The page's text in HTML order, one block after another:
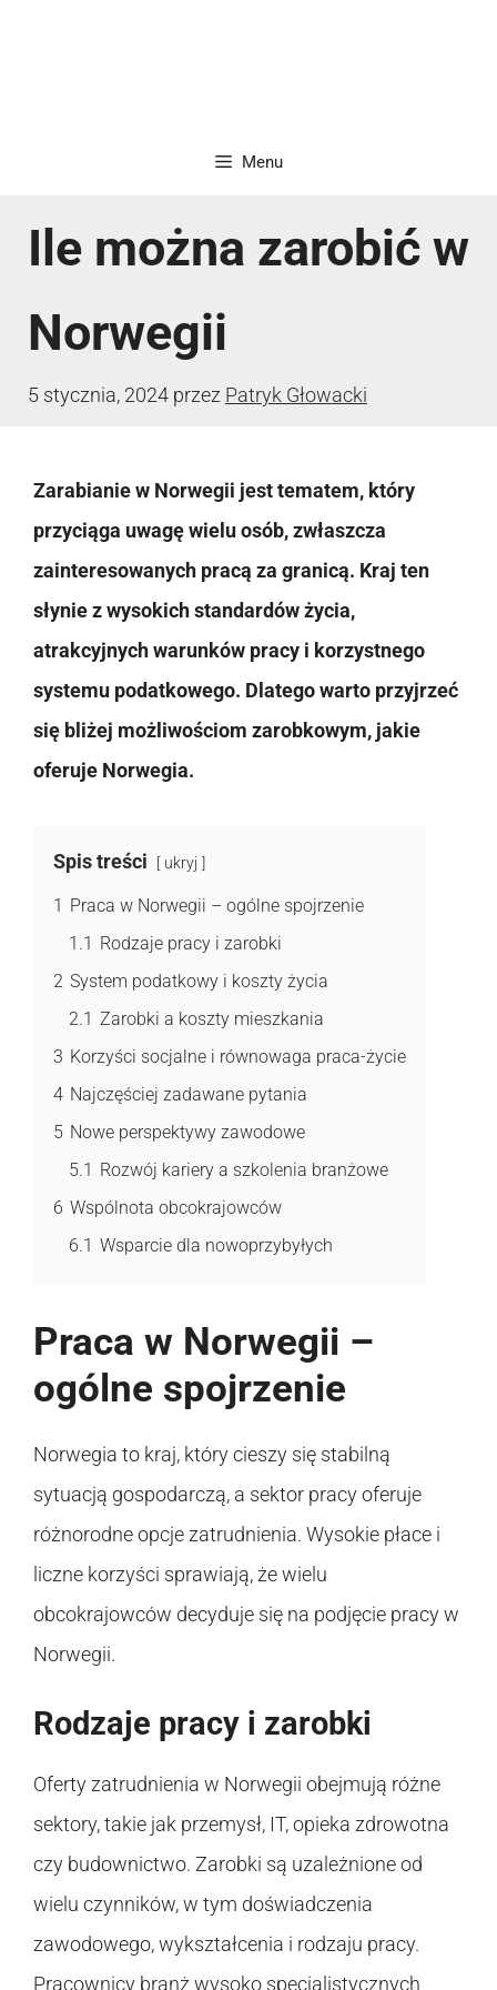
Menu
Ile można zarobić w
Norwegii
5 stycznia, 2024 przez Patryk Głowacki
Zarabianie w Norwegii jest tematem, który
przyciąga uwagę wielu osób, zwłaszcza
zainteresowanych pracą za granicą. Kraj ten
słynie z wysokich standardów życia,
atrakcyjnych warunków pracy i korzystnego
systemu podatkowego. Dlatego warto przyjrzeć
się bliżej możliwościom zarobkowym, jakie
oferuje Norwegia.
Spis treści ukryj
1 Praca w Norwegii – ogólne spojrzenie
1.1 Rodzaje pracy i zarobki
2 System podatkowy i koszty życia
2.1 Zarobki a koszty mieszkania
3 Korzyści socjalne i równowaga praca-życie
4 Najczęściej zadawane pytania
5 Nowe perspektywy zawodowe
5.1 Rozwój kariery a szkolenia branżowe
6 Wspólnota obcokrajowców
6.1 Wsparcie dla nowoprzybyłych
Praca w Norwegii –
ogólne spojrzenie
Norwegia to kraj, który cieszy się stabilną
sytuacją gospodarczą, a sektor pracy oferuje
różnorodne opcje zatrudnienia. Wysokie płace i
liczne korzyści sprawiają, że wielu
obcokrajowców decyduje się na podjęcie pracy w
Norwegii.
Rodzaje pracy i zarobki
Oferty zatrudnienia w Norwegii obejmują różne
sektory, takie jak przemysł, IT, opieka zdrowotna
czy budownictwo. Zarobki są uzależnione od
wielu czynników, w tym doświadczenia
zawodowego, wykształcenia i rodzaju pracy.
Pracownicy branż wysoko specjalistycznych